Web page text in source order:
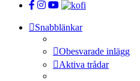
Snabblänkar
Obesvarade inlägg
Aktiva trådar